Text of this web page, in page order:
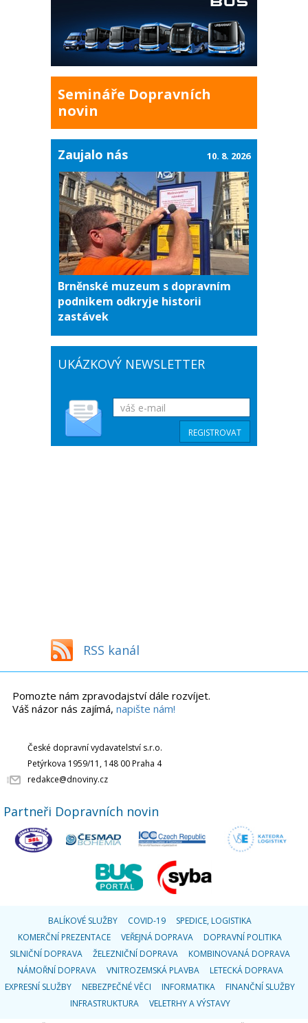
Semináře Dopravních
novin
Zaujalo nás
Brněnské muzeum s dopravním
podnikem odkryje historii
zastávek
10. 8. 2026
UKÁZKOVÝ NEWSLETTER
RSS kanál
Pomozte nám zpravodajství dále rozvíjet.
Váš názor nás zajímá, napište nám!
České dopravní vydavatelství s.r.o.
Petýrkova 1959/11, 148 00 Praha 4
redakce@dnoviny.cz
Partneři Dopravních novin
BALÍKOVÉ SLUŽBY COVID-19
SPEDICE, LOGISTIKA
KOMERČNÍ PREZENTACE
VEŘEJNÁ DOPRAVA
DOPRAVNÍ POLITIKA
SILNIČNÍ DOPRAVA
ŽELEZNIČNÍ DOPRAVA
KOMBINOVANÁ DOPRAVA
NÁMOŘNÍ DOPRAVA
VNITROZEMSKÁ PLAVBA
LETECKÁ DOPRAVA
EXPRESNÍ SLUŽBY
NEBEZPEČNÉ VĚCI INFORMATIKA
FINANČNÍ SLUŽBY
INFRASTRUKTURA
VELETRHY A VÝSTAVY